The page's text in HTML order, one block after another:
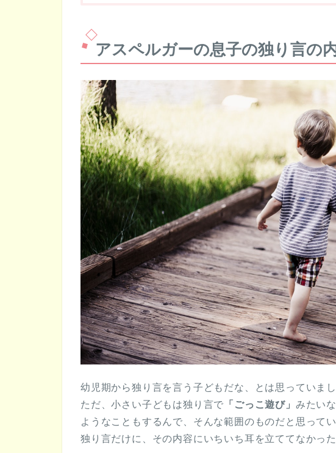
アスペルガーの息子の独り言の
幼児期から独り言を言う子どもだな、とは思っていまし
ただ、小さい子どもは独り言で 「ごっこ遊び」 みたい
ようなこともするんで、そんな範囲のものだと思ってい
独り言だけに、その内容にいちいち耳を立ててなかっ